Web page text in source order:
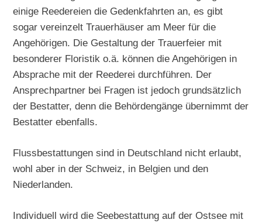
einige Reedereien die Gedenkfahrten an, es gibt
sogar vereinzelt Trauerhäuser am Meer für die
Angehörigen. Die Gestaltung der Trauerfeier mit
besonderer Floristik o.ä. können die Angehörigen in
Absprache mit der Reederei durchführen. Der
Ansprechpartner bei Fragen ist jedoch grundsätzlich
der Bestatter, denn die Behördengänge übernimmt der
Bestatter ebenfalls.
Flussbestattungen sind in Deutschland nicht erlaubt,
wohl aber in der Schweiz, in Belgien und den
Niederlanden.
Individuell wird die Seebestattung auf der Ostsee mit